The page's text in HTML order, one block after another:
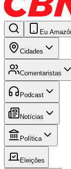
Eu
Cidades
Comentaristas
Podcast
Notícias
Política
Eleições